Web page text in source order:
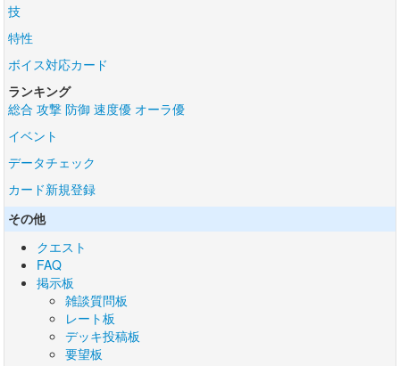
技
特性
ボイス対応カード
ランキング
総合 攻撃 防御 速度優 オーラ優
イベント
データチェック
カード新規登録
その他
クエスト
FAQ
掲示板
雑談質問板
レート板
デッキ投稿板
要望板